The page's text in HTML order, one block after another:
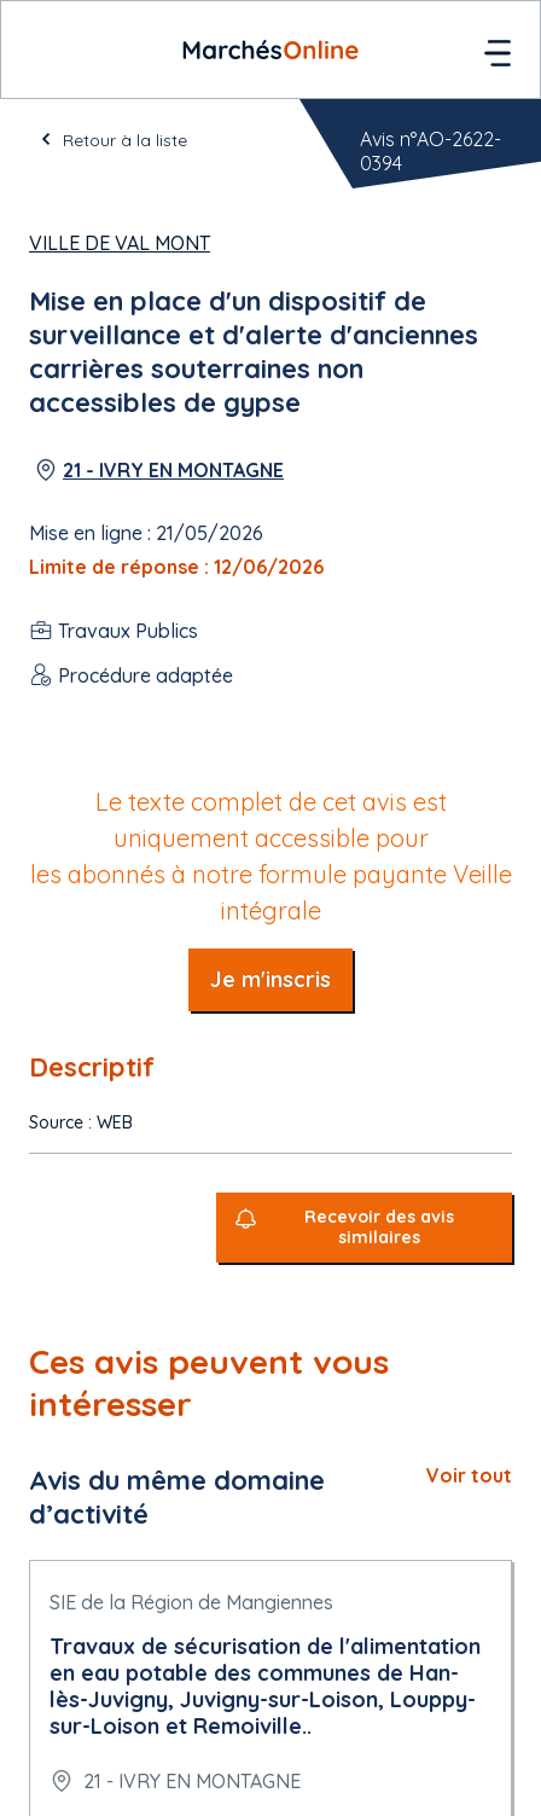
Retour à la liste
VILLE DE VAL MONT
Mise en place d'un dispositif de
surveillance et d'alerte d'anciennes
carrières souterraines non
accessibles de gypse
21 - IVRY EN MONTAGNE
Mise en ligne : 21/05/2026
Limite de réponse : 12/06/2026
Travaux Publics
Procédure adaptée
Avis n°AO-2622-
0394
Le texte complet de cet avis est
uniquement accessible pour
les abonnés à notre formule payante Veille
intégrale
Je m'inscris
Descriptif
Source : WEB
Recevoir des avis
similaires
Ces avis peuvent vous
intéresser
Avis du même domaine
d’activité
Voir tout
SIE de la Région de Mangiennes
Travaux de sécurisation de l'alimentation
en eau potable des communes de Han-
lès-Juvigny, Juvigny-sur-Loison, Louppy-
sur-Loison et Remoiville..
21 - IVRY EN MONTAGNE